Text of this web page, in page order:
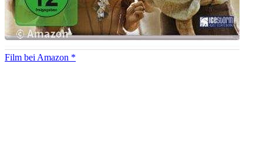
Film bei Amazon *